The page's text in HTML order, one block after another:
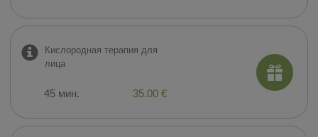
​Кислородная терапия для
лица
45 мин. 35.00 €